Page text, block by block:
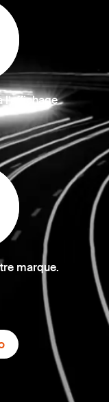
l’affichage
marque.